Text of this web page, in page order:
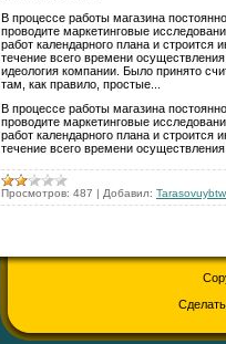
В процессе работы магазина
проводите маркетинговые
работ кален­дарного плана и строится
течение всего времени
идеология компании. Было принято
там, как правило, простые...
В процессе работы магазина
проводите маркетинговые
работ кален­дарного плана и строится
течение всего времени
Просмотров: 487 | Добавил: Tarasovuybtw